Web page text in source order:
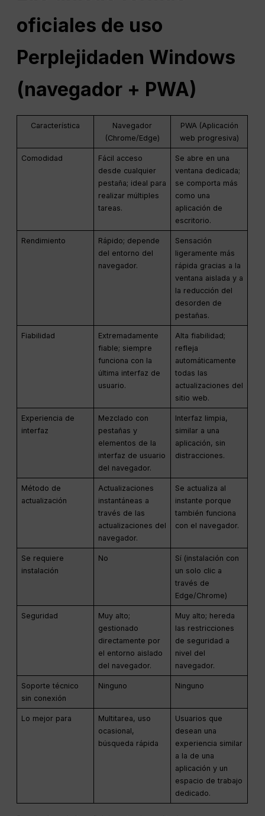
oficiales de uso
Perplejidaden Windows
(navegador + PWA)
Característica
Navegador
(Chrome/Edge)
PWA (Aplicación
web progresiva)
Comodidad
Fácil acceso
desde cualquier
pestaña; ideal para
realizar múltiples
tareas.
Se abre en una
ventana dedicada;
se comporta más
como una
aplicación de
escritorio.
Rendimiento
Rápido; depende
del entorno del
navegador.
Sensación
ligeramente más
rápida gracias a la
ventana aislada y a
la reducción del
desorden de
pestañas.
Fiabilidad
Extremadamente
fiable; siempre
funciona con la
última interfaz de
usuario.
Alta fiabilidad;
refleja
automáticamente
todas las
actualizaciones del
sitio web.
Experiencia de
interfaz
Mezclado con
pestañas y
elementos de la
interfaz de usuario
del navegador.
Interfaz limpia,
similar a una
aplicación, sin
distracciones.
Método de
actualización
Actualizaciones
instantáneas a
través de las
actualizaciones del
navegador.
Se actualiza al
instante porque
también funciona
con el navegador.
Se requiere
instalación
No
Sí (instalación con
un solo clic a
través de
Edge/Chrome)
Seguridad
Muy alto;
gestionado
directamente por
el entorno aislado
del navegador.
Muy alto; hereda
las restricciones
de seguridad a
nivel del
navegador.
Soporte técnico
sin conexión
Ninguno Ninguno
Lo mejor para
Multitarea, uso
ocasional,
búsqueda rápida
Usuarios que
desean una
experiencia similar
a la de una
aplicación y un
espacio de trabajo
dedicado.